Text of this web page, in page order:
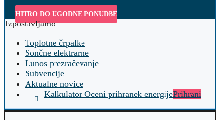
HITRO DO UGODNE PONUDBE
Izpostavljamo
Toplotne črpalke
Sončne elektrarne
Lunos prezračevanje
Subvencije
Aktualne novice
Kalkulator Oceni prihranek energijePrihrani